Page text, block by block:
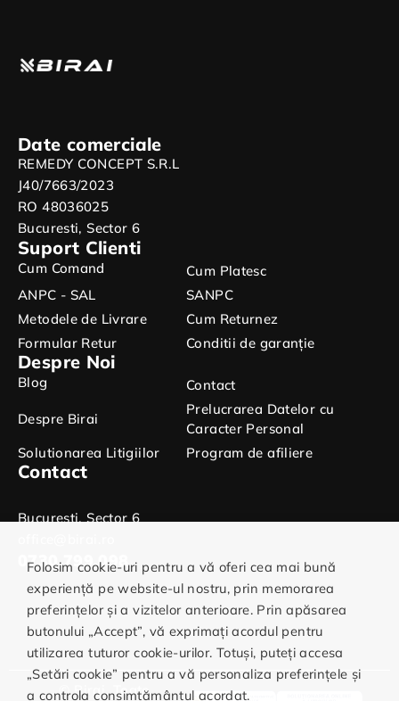
Date comerciale
REMEDY CONCEPT S.R.L
J40/7663/2023
RO 48036025
Bucuresti, Sector 6
Suport Clienti
Cum Comand
Cum Platesc
ANPC - SAL
SANPC
Metodele de Livrare
Cum Returnez
Formular Retur
Conditii de garanție
Despre Noi
Blog
Contact
Despre Birai
Prelucrarea Datelor cu
Caracter Personal
Solutionarea Litigiilor
Program de afiliere
Contact
Bucuresti, Sector 6
0730.799.098
© Birai. Toate
Folosim cookie-uri pentru a vă oferi cea mai bună
experiență pe website-ul nostru, prin memorarea
preferințelor și a vizitelor anterioare. Prin apăsarea
butonului „Accept”, vă exprimați acordul pentru
utilizarea tuturor cookie-urilor. Totuși, puteți accesa
„Setări cookie” pentru a vă personaliza preferințele și
a controla consimțământul acordat.